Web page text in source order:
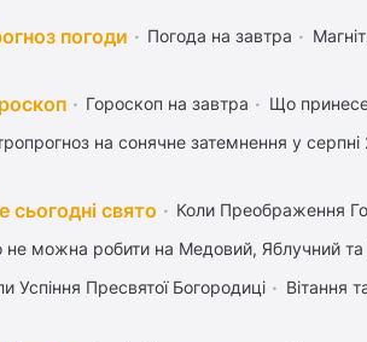
погоди Погода на завтра
Гороскоп на завтра Що
на сонячне затемнення у серпні
сьогодні свято Коли Преображення
можна робити на Медовий, Яблучний та
Успіння Пресвятої Богородиці
Вітання